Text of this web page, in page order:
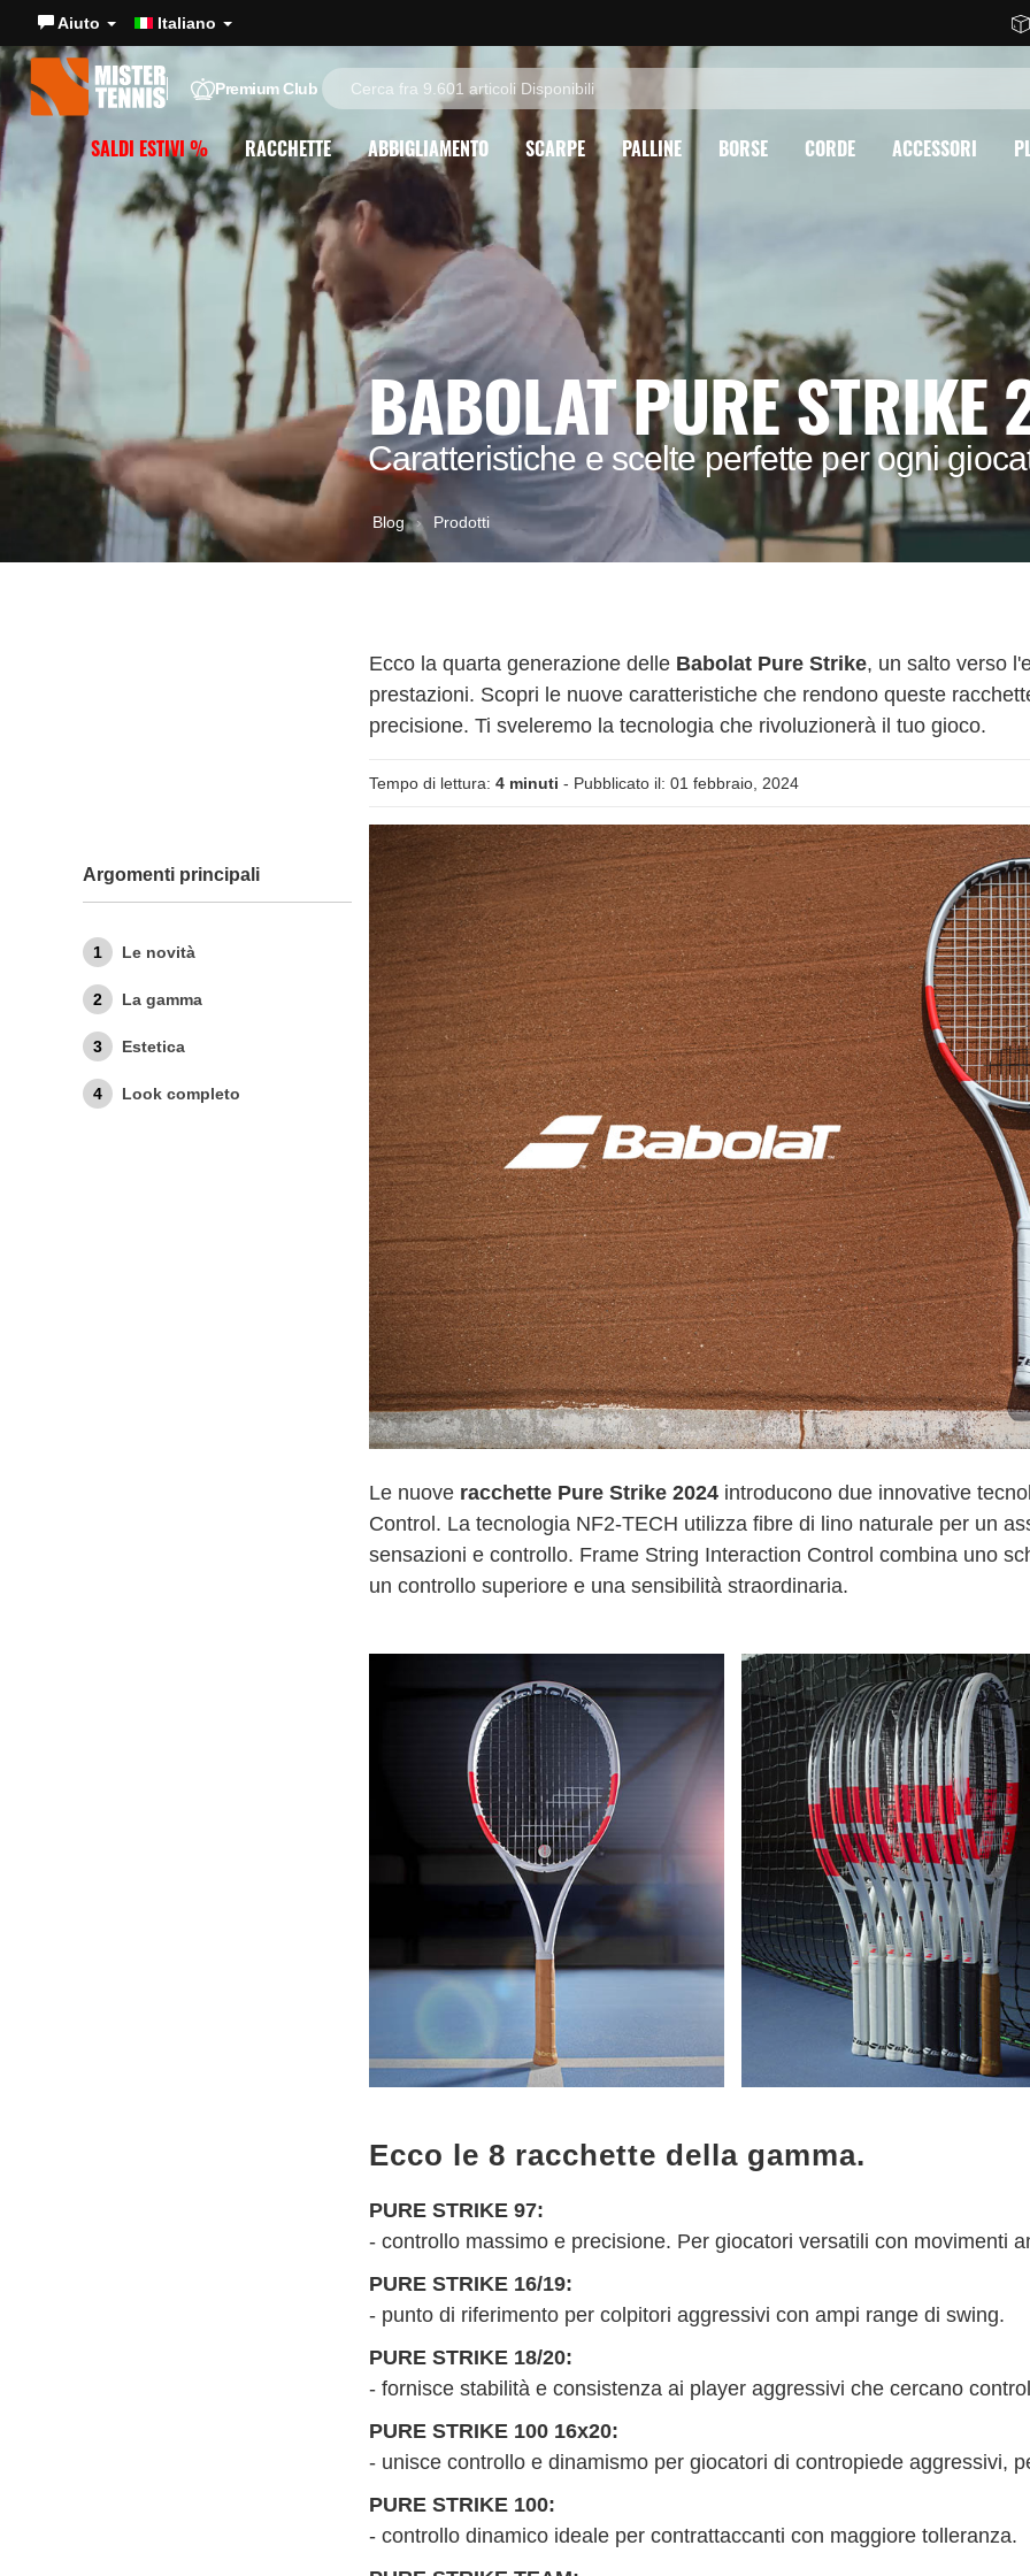
Aiuto Italiano
Premium Club
SALDI ESTIVI % RACCHETTE ABBIGLIAMENTO SCARPE PALLINE BORSE CORDE ACCESSORI
BABOLAT PURE
Caratteristiche e scelte perfette per ogni
Blog Prodotti
Ecco la quarta generazione delle Babolat Pure Strike, un salto verso
prestazioni. Scopri le nuove caratteristiche che rendono queste
precisione. Ti sveleremo la tecnologia che rivoluzionerà il tuo gioco.
Tempo di lettura: 4 minuti - Pubblicato il: 01 febbraio, 2024
Argomenti principali
Le novità
La gamma
Estetica
Look completo
Le nuove racchette Pure Strike 2024 introducono due innovative
Control. La tecnologia NF2-TECH utilizza fibre di lino naturale per un
sensazioni e controllo. Frame String Interaction Control combina uno
un controllo superiore e una sensibilità straordinaria.
Ecco le 8 racchette della gamma.
PURE STRIKE 97:
- controllo massimo e precisione. Per giocatori versatili con movimenti
PURE STRIKE 16/19:
- punto di riferimento per colpitori aggressivi con ampi range di swing.
PURE STRIKE 18/20:
- fornisce stabilità e consistenza ai player aggressivi che cercano
PURE STRIKE 100 16x20:
- unisce controllo e dinamismo per giocatori di contropiede aggressivi,
PURE STRIKE 100:
- controllo dinamico ideale per contrattaccanti con maggiore tolleranza.